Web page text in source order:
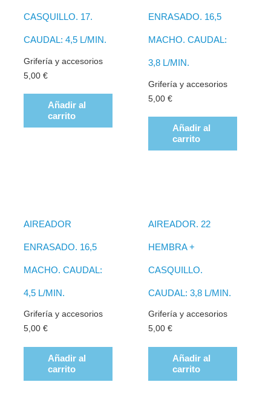
CASQUILLO. 17.
CAUDAL: 4,5 L/MIN.
Grifería y accesorios
5,00€
Añadir al
carrito
ENRASADO. 16,5
MACHO. CAUDAL:
3,8 L/MIN.
Grifería y accesorios
5,00 €
Añadir al
carrito
AIREADOR
ENRASADO. 16,5
MACHO. CAUDAL:
4,5 L/MIN.
Grifería y accesorios
5,00€
Añadir al
carrito
AIREADOR. 22
HEMBRA +
CASQUILLO.
CAUDAL: 3,8 L/MIN.
Grifería y accesorios
5,00 €
Añadir al
carrito